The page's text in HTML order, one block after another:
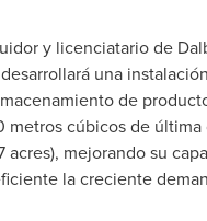
y licenciatario de
una
de
cúbicos de última
acres), mejorando su
la creciente